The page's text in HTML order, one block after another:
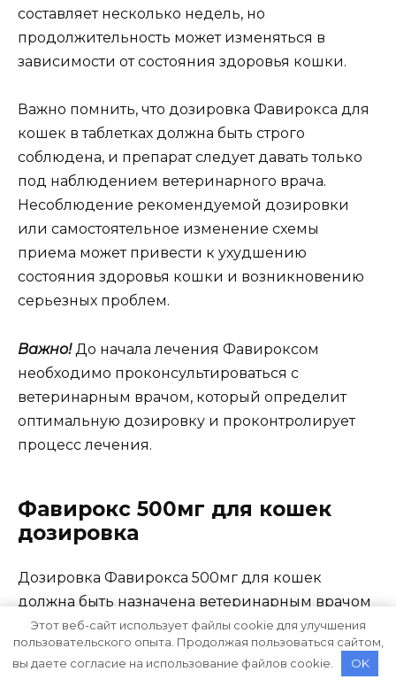
составляет несколько недель, но
продолжительность может изменяться в
зависимости от состояния здоровья кошки.
Важно помнить, что дозировка Фавирокса для
кошек в таблетках должна быть строго
соблюдена, и препарат следует давать только
под наблюдением ветеринарного врача.
Несоблюдение рекомендуемой дозировки
или самостоятельное изменение схемы
приема может привести к ухудшению
состояния здоровья кошки и возникновению
серьезных проблем.
Важно!До начала лечения Фавироксом
необходимо проконсультироваться с
ветеринарным врачом, который определит
оптимальную дозировку и проконтролирует
процесс лечения.
Фавирокс 500мг для кошек
дозировка
Дозировка Фавирокса 500мг для кошек
должна быть назначена ветеринарным врачом
в зависимости от веса, возраста и состояния
здоровья животного. Обычно дозировка
составляет 5-10 мг на каждый килограмм веса
Этот веб-сайт использует файлы cookie для улучшения
пользовательского опыта. Продолжая пользоваться сайтом,
вы даете согласие на использование файлов cookie.
OK